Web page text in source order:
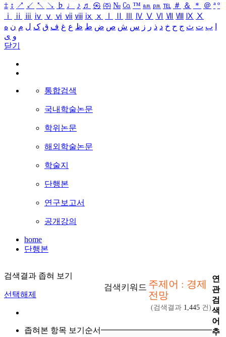
‡ ↕ ↗ ↙ ↖ ↘ ♭ ♩ ♪ ♬ ㉿ ㈜ № ㏇ ™ ㏂ ㏘ ℡ ＃ ＆ ＊ ＠ ª º
ⅰ
ⅱ ⅲ ⅳ ⅴ ⅵ ⅶ ⅷ ⅸ ⅹ Ⅳ Ⅴ Ⅵ Ⅶ Ⅷ Ⅸ Ⅹ
ب ت ث ج ح خ د ذ ر ز س ش ص ض ط ظ ع غ ف ق ک ل م ن ه
و ی
닫기
통합검색
국내학술논문
학위논문
해외학술논문
학술지
단행본
연구보고서
공개강의
home
단행본
검색결과 좁혀 보기
선택해제
좁혀본 항목 보기순서
검색키워드 주제어 : 경제
전망
(검색결과 1,445 건)
연
관
검
색
어
추